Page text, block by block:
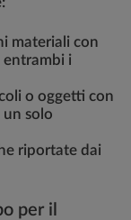
materiali con
entrambi i
o oggetti con
solo
riportate dai
per il